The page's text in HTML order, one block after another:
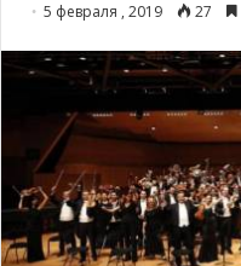
5 февраля , 2019 27